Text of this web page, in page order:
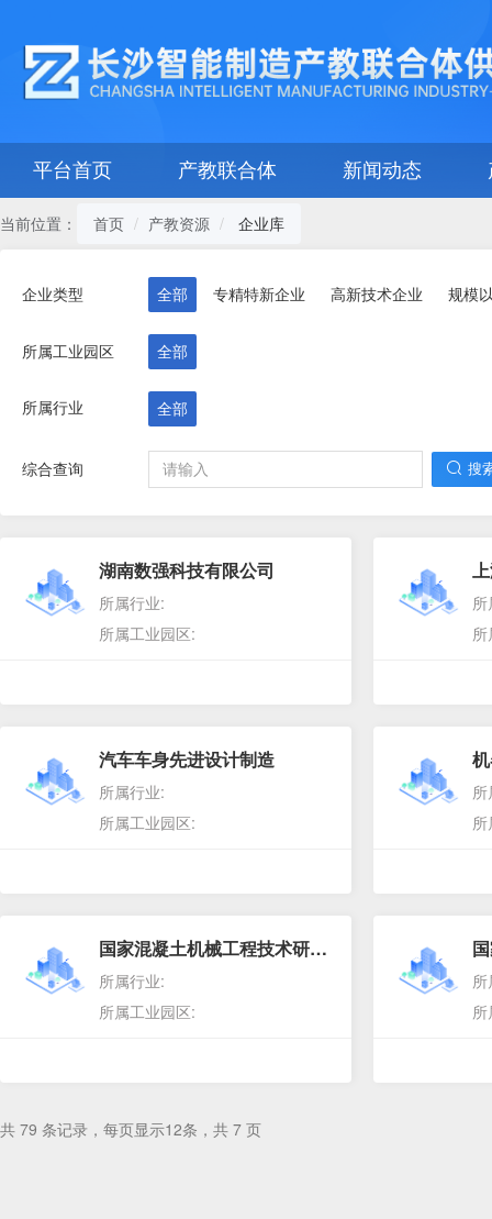
平台首页 产教联合体 新闻动态
当前位置： 首页 产教资源 企业库
企业类型 全部 专精特新企业 高新技术企业 规模
所属工业园区 全部
所属行业 全部
综合查询 搜
湖南数强科技有限公司
所属行业:
所属工业园区:
汽车车身先进设计制造
所属行业:
所属工业园区:
国家混凝土机械工程技术研究中心
所属行业:
所属工业园区:
共 79 条记录，每页显示12条，共 7 页